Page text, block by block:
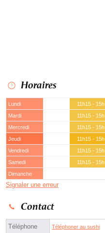
Horaires
Lundi 11h15 - 15h
Mardi
11h15 - 15h
Mercredi
11h15 - 15h
Jeudi
11h15 - 15h
Vendredi
11h15 - 15h
Samedi
11h15 - 15h
Dimanche
Signaler une erreur
Contact
Téléphone Téléphoner au sushi